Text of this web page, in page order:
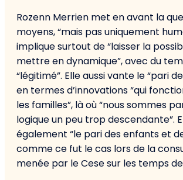
Rozenn Merrien met en avant la
moyens, “mais pas uniquement
implique surtout de “laisser la
mettre en dynamique”, avec du
“légitimé”. Elle aussi vante le “pari
en termes d’innovations “qui
les familles”, là où “nous sommes
logique un peu trop descendante”.
également “le pari des enfants et
comme ce fut le cas lors de la
menée par le Cese sur les temps